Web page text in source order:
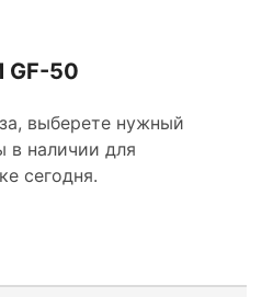
GF-50
выберете нужный
в наличии для
сегодня.